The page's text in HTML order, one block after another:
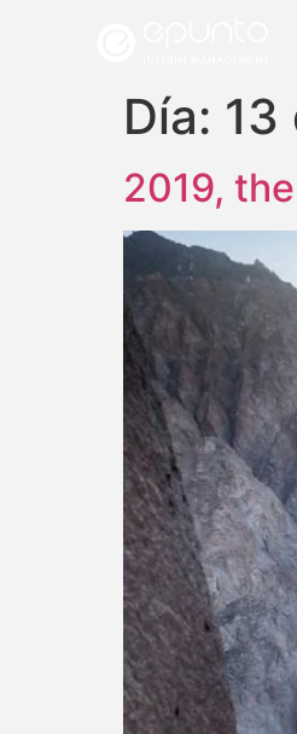
Día: 13
2019,